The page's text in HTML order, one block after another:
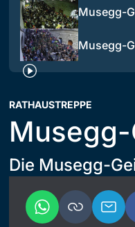
Musegg-
Musegg-
RATHAUSTREPPE
Die Musegg-